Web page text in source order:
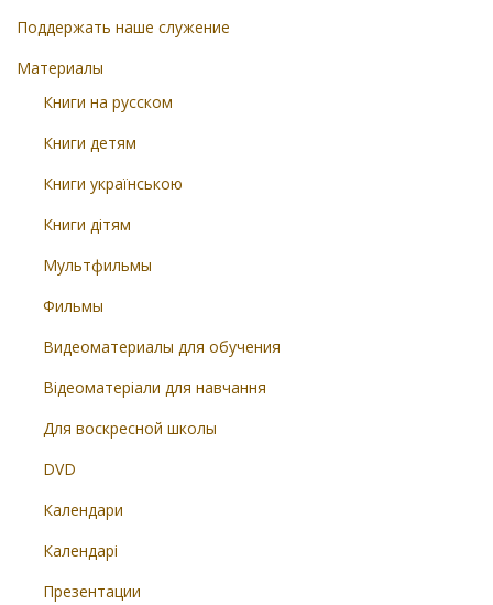
Поддержать наше служение
Материалы
Книги на русском
Книги детям
Книги українською
Книги дітям
Мультфильмы
Фильмы
Видеоматериалы для обучения
Відеоматеріали для навчання
Для воскресной школы
DVD
Календари
Календарі
Презентации